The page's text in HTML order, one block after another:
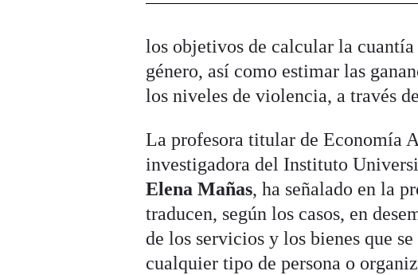
los objetivos de calcular la
género, así como estimar las
los niveles de violencia, a través
La profesora titular de Economía
investigadora del Instituto
Elena Mañas, ha señalado en la
traducen, según los casos, en
de los servicios y los bienes que
cualquier tipo de persona o